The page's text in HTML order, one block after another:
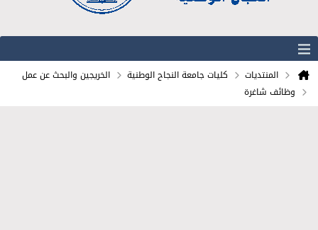
المنتديات كليات جامعة النجاح الوطنية
الخريجين والبحث عن عمل
وظائف شاغرة